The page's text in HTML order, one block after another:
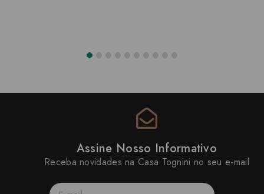
Assine Nosso Informativo
Receba novidades na Casa Tognini no seu e-mail